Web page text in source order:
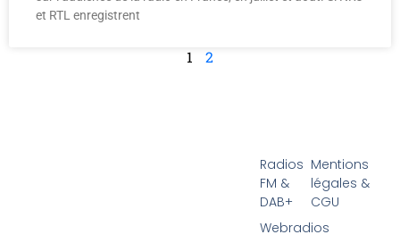
et RTL enregistrent
1 2
Radios
FM &
DAB+
Webradios
Mentions
légales &
CGU